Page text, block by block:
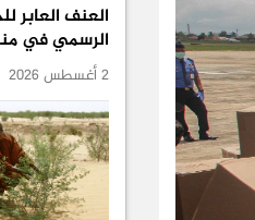
العنف العابر
الرسمي في
2 أغسطس 2026